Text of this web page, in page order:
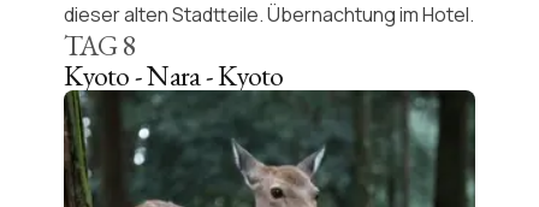
dieser alten Stadtteile. Übernachtung im Hotel.
TAG8
Kyoto - Nara - Kyoto